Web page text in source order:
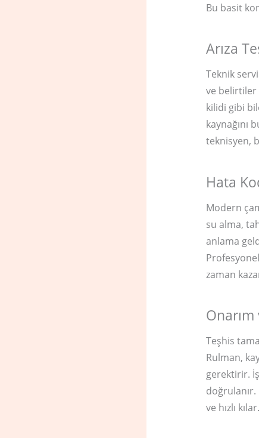
Bu basit
Arıza
Teknik
ve belirtiler
kilidi gibi
kaynağını
teknisyen,
Hata
Modern
su alma,
anlama
Profesyonel
zaman
Teşhis
Rulman,
gerektirir.
ve hızlı